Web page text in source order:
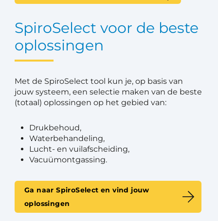
SpiroSelect voor de beste
oplossingen
Met de SpiroSelect tool kun je, op basis van
jouw systeem, een selectie maken van de beste
(totaal) oplossingen op het gebied van:
Drukbehoud,
Waterbehandeling,
Lucht- en vuilafscheiding,
Vacuümontgassing.
Ga naar SpiroSelect en vind jouw
oplossingen